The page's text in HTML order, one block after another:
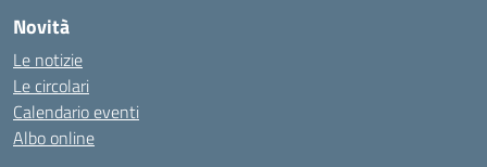
Novità
Le notizie
Le circolari
Calendario eventi
Albo online